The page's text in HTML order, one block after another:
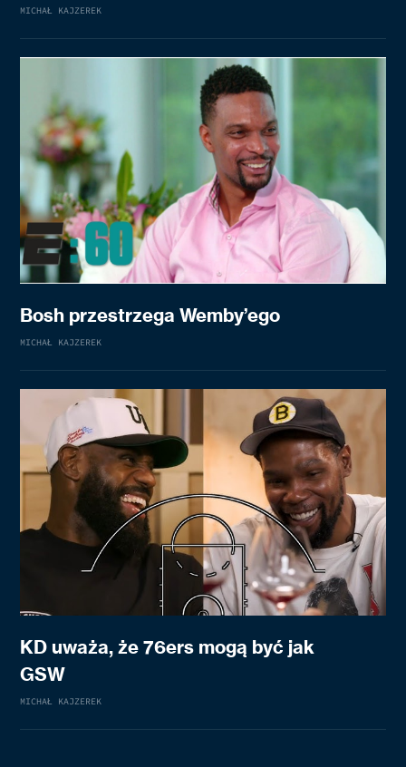
MICHAŁ KAJZEREK
Bosh przestrzega Wemby’ego
MICHAŁ KAJZEREK
KD uważa, że 76ers mogą być jak
GSW
MICHAŁ KAJZEREK